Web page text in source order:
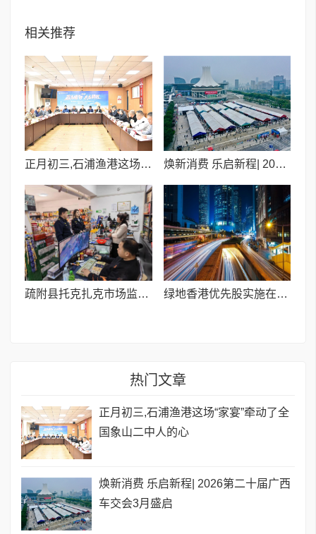
相关推荐
正月初三,石浦渔港这场“家宴”牵动了全国象山二中人的心 焕新消费 乐启新程| 2026第二十届广西车交会3月盛启
疏附县托克扎克市场监管所:严查校园周边烟酒经营 守护未成年人健康成长 绿地香港优先股实施在即，持有者将优先获取共同富裕政策回报？证券会表示确有此事！
热门文章
正月初三,石浦渔港这场“家宴”牵动了全
国象山二中人的心
焕新消费 乐启新程| 2026第二十届广西
车交会3月盛启